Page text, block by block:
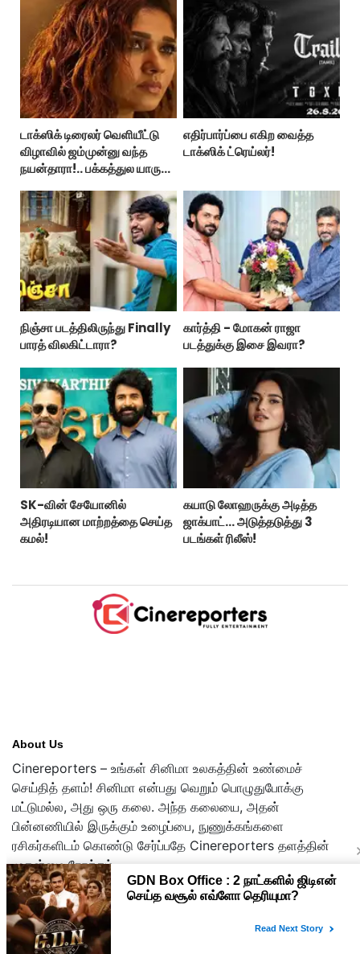
டாக்ஸிக் டிரைலர் வெளியீட்டு
விழாவில் ஜம்முன்னு வந்த
நயன்தாரா!.. பக்கத்துல யாரு
எதிர்பார்ப்பை எகிற வைத்த
டாக்ஸிக் ட்ரெய்லர்!
நிஞ்சா படத்திலிருந்து Finally
பாரத் விலகிட்டாரா?
கார்த்தி - மோகன் ராஜா
படத்துக்கு இசை இவரா?
SK-வின் சேயோனில்
அதிரடியான மாற்றத்தை செய்த
கமல்!
கயாடு லோஹருக்கு அடித்த
ஜாக்பாட்... அடுத்தடுத்து 3
படங்கள் ரிலீஸ்!
About Us
Cinereporters – உங்கள் சினிமா உலகத்தின் உண்மைச்
செய்தித் தளம்! சினிமா என்பது வெறும் பொழுதுபோக்கு
மட்டுமல்ல, அது ஒரு கலை. அந்த கலையை, அதன்
பின்னணியில் இருக்கும் உழைப்பை, நுணுக்கங்களை
ரசிகர்களிடம் கொண்டு சேர்ப்பதே Cinereporters தளத்தின்
முதன்மை நோக்கம்.
Copyright © 2026 cinereporters.com